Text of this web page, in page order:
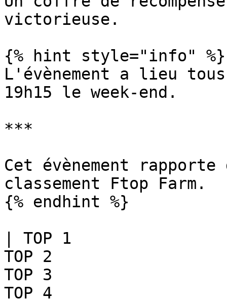
victorieuse.
{% hint style="info" %}
L'évènement a lieu
19h15 le week-end.
***
Cet évènement
classement Ftop Farm.
{% endhint %}
| TOP 1
TOP 2
TOP 3
TOP 4